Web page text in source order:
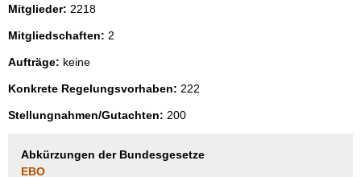
Mitglieder: 2218
Mitgliedschaften: 2
Aufträge: keine
Konkrete Regelungsvorhaben: 222
Stellungnahmen/Gutachten: 200
Abkürzungen der Bundesgesetze
EBO